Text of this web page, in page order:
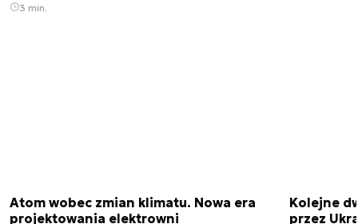
3 min.
Atom wobec zmian klimatu. Nowa era
projektowania elektrowni
Kolejne
przez